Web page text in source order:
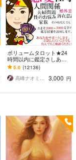
ボリュームタロット★24
時間以内に鑑定さしあげ
ます 3000文字以上の鑑定
★希望者のみ一部カード
開示サービスあり
5.0 (12136)
高峰ナオミ タロット占い師
3,000 円